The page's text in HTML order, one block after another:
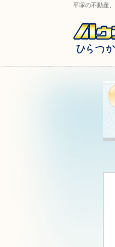
平塚の不動産